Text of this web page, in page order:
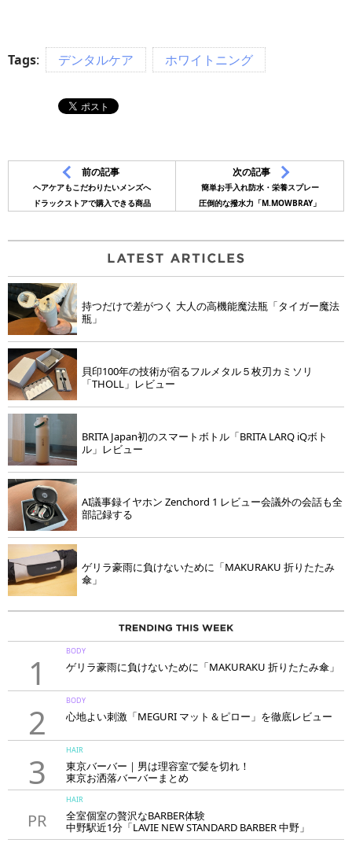
Tags: デンタルケア ホワイトニング
前の記事
ヘアケアもこだわりたいメンズへ
ドラックストアで購入できる商品
次の記事
簡単お手入れ防水・栄養スプレー
圧倒的な撥水力「M.MOWBRAY」
持つだけで差がつく 大人の高機能魔法瓶「タイガー魔法
瓶」
貝印100年の技術が宿るフルメタル５枚刃カミソリ
「THOLL」レビュー
BRITA Japan初のスマートボトル「BRITA LARQ iQボト
ル」レビュー
AI議事録イヤホン Zenchord 1 レビュー会議外の会話も全
部記録する
ゲリラ豪雨に負けないために「MAKURAKU 折りたたみ
傘」
1
BODY
ゲリラ豪雨に負けないために「MAKURAKU 折りたたみ傘」
2
BODY
心地よい刺激「MEGURI マット＆ピロー」を徹底レビュー
3
HAIR
東京バーバー｜男は理容室で髪を切れ！
東京お洒落バーバーまとめ
PR
HAIR
全室個室の贅沢なBARBER体験
中野駅近1分「LAVIE NEW STANDARD BARBER 中野」